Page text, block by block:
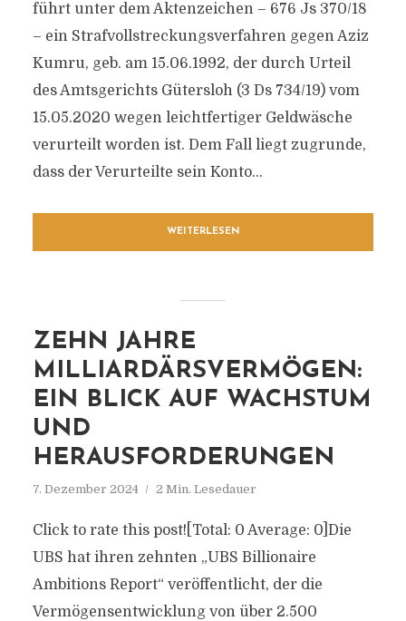
führt unter dem Aktenzeichen – 676 Js 370/​18
– ein Strafvollstreckungsverfahren gegen Aziz
Kumru, geb. am 15.06.1992, der durch Urteil
des Amtsgerichts Gütersloh (3 Ds 734/​19) vom
15.05.2020 wegen leichtfertiger Geldwäsche
verurteilt worden ist. Dem Fall liegt zugrunde,
dass der Verurteilte sein Konto...
WEITERLESEN
ZEHN JAHRE
MILLIARDÄRSVERMÖGEN:
EIN BLICK AUF WACHSTUM
UND
HERAUSFORDERUNGEN
7. Dezember 2024 2 Min. Lesedauer
Click to rate this post![Total: 0 Average: 0]Die
UBS hat ihren zehnten „UBS Billionaire
Ambitions Report“ veröffentlicht, der die
Vermögensentwicklung von über 2.500